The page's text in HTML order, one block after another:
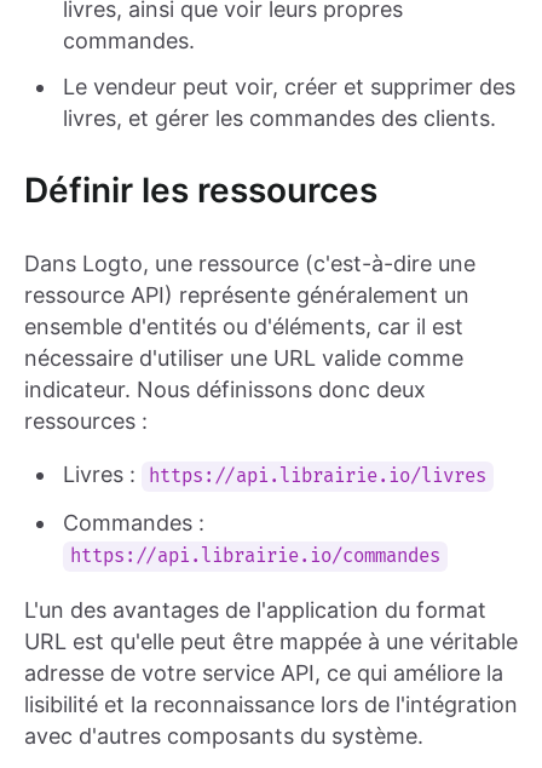
livres, ainsi que voir leurs propres
commandes.
Le vendeur peut voir, créer et supprimer des
livres, et gérer les commandes des clients.
Définir les ressources
Dans Logto, une ressource (c'est-à-dire une
ressource API) représente généralement un
ensemble d'entités ou d'éléments, car il est
nécessaire d'utiliser une URL valide comme
indicateur. Nous définissons donc deux
ressources :
Livres : https://api.librairie.io/livres
Commandes :
https://api.librairie.io/commandes
L'un des avantages de l'application du format
URL est qu'elle peut être mappée à une véritable
adresse de votre service API, ce qui améliore la
lisibilité et la reconnaissance lors de l'intégration
avec d'autres composants du système.